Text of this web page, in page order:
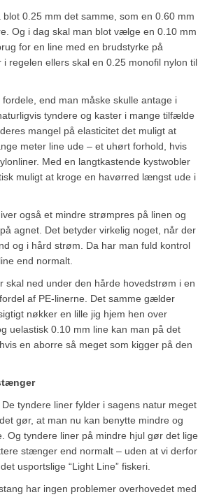
0.25 mm det samme, som en 0.60 mm
Og i dag skal man blot vælge en 0.10 mm
for en line med en brudstyrke på
regelen ellers skal en 0.25 monofil nylon til
end man måske skulle antage i
tyndere og kaster i mange tilfælde
mangel på elasticitet det muligt at
meter line ude – et uhørt forhold, hvis
Med en langtkastende kystwobler
muligt at kroge en havørred længst ude i
også et mindre strømpres på linen og
agnet. Det betyder virkelig noget, når der
og i hård strøm. Da har man fuld kontrol
end normalt.
skal ned under den hårde hovedstrøm i en
af PE-linerne. Det samme gælder
nøkker en lille jig hjem hen over
uelastisk 0.10 mm line kan man på det
en aborre så meget som kigger på den
tyndere liner fylder i sagens natur meget
gør, at man nu kan benytte mindre og
Og tyndere liner på mindre hjul gør det lige
stænger end normalt – uden at vi derfor
usportslige “Light Line” fiskeri.
har ingen problemer overhovedet med